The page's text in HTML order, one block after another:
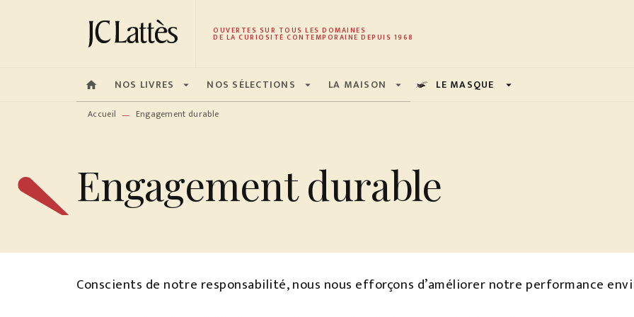
MENU RECHERCHE CONTENU PIED DE PAGE
OUVERTES SUR TOUS LES DOMAINES
DE LA CURIOSITÉ CONTEMPORAINE DEPUIS 1968
home NOS LIVRES arrow_drop_down NOS SÉLECTIONS arrow_drop_down LA MAISON arrow_drop_down LE MASQUE arrow_drop_down
Accueil — Engagement durable
Engagement durable
Conscients de notre responsabilité, nous nous efforçons d’améliorer notre performance